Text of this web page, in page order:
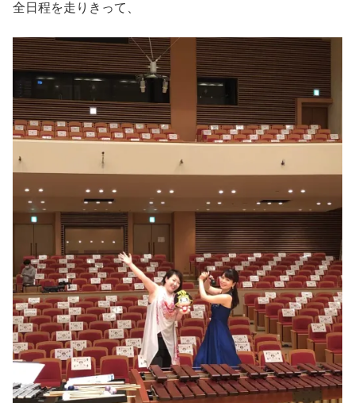
全日程を走りきって、